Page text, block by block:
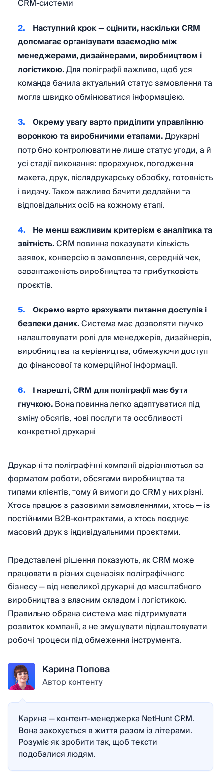
CRM-системи.
Наступний крок — оцінити, наскільки CRM
допомагає організувати взаємодію між
менеджерами, дизайнерами, виробництвом і
логістикою.Для поліграфії важливо, щоб уся
команда бачила актуальний статус замовлення та
могла швидко обмінюватися інформацією.
Окрему увагу варто приділити управлінню
воронкою та виробничими етапами.Друкарні
потрібно контролювати не лише статус угоди, а й
усі стадії виконання: прорахунок, погодження
макета, друк, післядрукарську обробку, готовність
і видачу. Також важливо бачити дедлайни та
відповідальних осіб на кожному етапі.
Не менш важливим критерієм є аналітика та
звітність.CRM повинна показувати кількість
заявок, конверсію в замовлення, середній чек,
завантаженість виробництва та прибутковість
проєктів.
Окремо варто врахувати питання доступів і
безпеки даних.Система має дозволяти гнучко
налаштовувати ролі для менеджерів, дизайнерів,
виробництва та керівництва, обмежуючи доступ
до фінансової та комерційної інформації.
І нарешті, CRM для поліграфії має бути
гнучкою.Вона повинна легко адаптуватися під
зміну обсягів, нові послуги та особливості
конкретної друкарні
Друкарні та поліграфічні компанії відрізняються за
форматом роботи, обсягами виробництва та
типами клієнтів, тому й вимоги до CRM у них різні.
Хтось працює з разовими замовленнями, хтось — із
постійними B2B-контрактами, а хтось поєднує
масовий друк з індивідуальними проєктами.
Представлені рішення показують, як CRM може
працювати в різних сценаріях поліграфічного
бізнесу — від невеликої друкарні до масштабного
виробництва з власним складом і логістикою.
Правильно обрана система має підтримувати
розвиток компанії, а не змушувати підлаштовувати
робочі процеси під обмеження інструмента.
Карина Попова
Автор контенту
Карина — контент-менеджерка NetHunt CRM.
Вона закохується в життя разом із літерами.
Розуміє як зробити так, щоб тексти
подобалися людям.